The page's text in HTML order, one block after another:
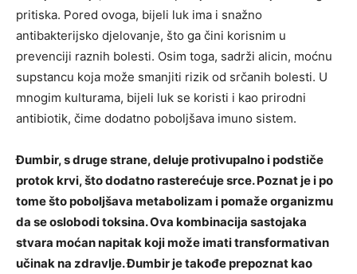
pritiska. Pored ovoga, bijeli luk ima i snažno
antibakterijsko djelovanje, što ga čini korisnim u
prevenciji raznih bolesti. Osim toga, sadrži alicin, moćnu
supstancu koja može smanjiti rizik od srčanih bolesti. U
mnogim kulturama, bijeli luk se koristi i kao prirodni
antibiotik, čime dodatno poboljšava imuno sistem.
Đumbir, s druge strane, deluje protivupalno i podstiče
protok krvi, što dodatno rasterećuje srce. Poznat je i po
tome što poboljšava metabolizam i pomaže organizmu
da se oslobodi toksina. Ova kombinacija sastojaka
stvara moćan napitak koji može imati transformativan
učinak na zdravlje. Đumbir je takođe prepoznat kao